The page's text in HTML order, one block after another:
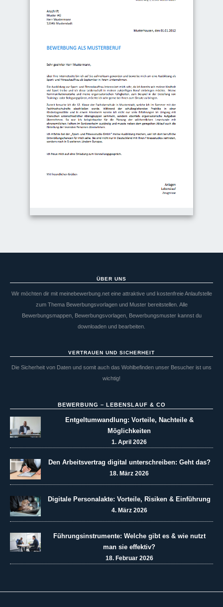
ÜBER UNS
Wir möchten dir mit meinebewerbung.net eine attraktive und kostenfreie Anlaufstelle
zum Thema Bewerbungsvorlagen und Muster bereitstellen. Alle
Bewerbungsmappen, Bewerbungsvorlagen, Bewerbungsmuster kannst du
downloaden und bearbeiten.
VERTRAUEN UND SICHERHEIT
Die Sicherheit von Daten und somit auch das Wohlbefinden unser Besucher ist uns
wichtig!
BEWERBUNG – LEBENSLAUF & CO
Entgeltumwandlung: Vorteile, Nachteile &
Möglichkeiten
1. April 2026
Den Arbeitsvertrag digital unterschreiben: Geht das?
18. März 2026
Digitale Personalakte: Vorteile, Risiken & Einführung
4. März 2026
Führungsinstrumente: Welche gibt es & wie nutzt
man sie effektiv?
18. Februar 2026